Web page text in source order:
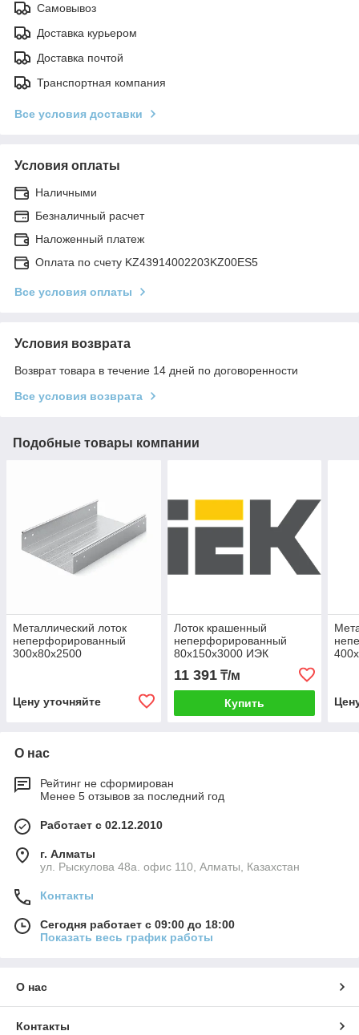
Самовывоз
Доставка курьером
Доставка почтой
Транспортная компания
Все условия доставки
Условия оплаты
Наличными
Безналичный расчет
Наложенный платеж
Оплата по счету KZ43914002203KZ00ES5
Все условия оплаты
Условия возврата
Возврат товара в течение 14 дней по договоренности
Все условия возврата
Подобные товары компании
Металлический лоток
неперфорированный
300х80х2500
Цену уточняйте
Лоток крашенный
неперфорированный
80х150х3000 ИЭК
11 391₸/м
Купить
О нас
Рейтинг не сформирован
Менее 5 отзывов за последний год
Работает с 02.12.2010
г. Алматы
ул. Рыскулова 48а. офис 110, Алматы, Казахстан
Контакты
Сегодня работает с 09:00 до 18:00
Показать весь график работы
О нас
Контакты